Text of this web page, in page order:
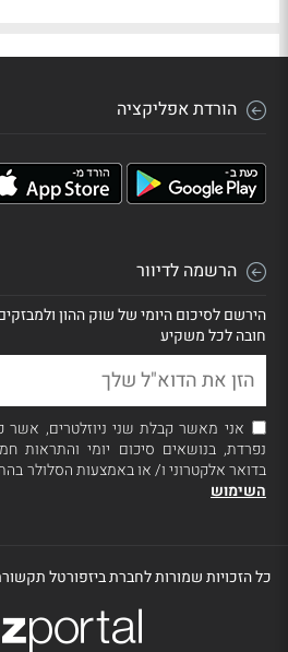
הורדת אפליקציה
הרשמה לדיוור
הירשם לסיכום היומי של שוק ההון
חובה לכל משקיע
אני מאשר קבלת שני ניוזלטרים,
נפרדת, בנושאים סיכום יומי והתראות
בדואר אלקטרוני ו/ או באמצעות הסלולר
השימוש
כל הזכויות שמורות לחברת ביזפורטל